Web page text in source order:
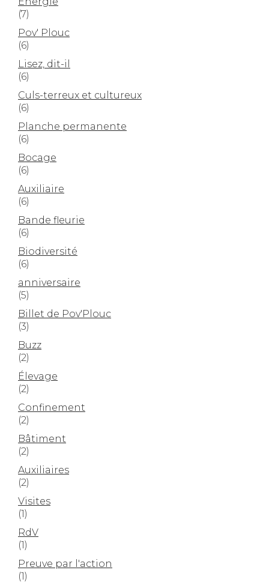
(7)
Pov' Plouc
(6)
Lisez, dit-il
(6)
Culs-terreux et cultureux
(6)
Planche permanente
(6)
Bocage
(6)
Auxiliaire
(6)
Bande fleurie
(6)
Biodiversité
(6)
anniversaire
(5)
Billet de Pov'Plouc
(3)
Buzz
(2)
Élevage
(2)
Confinement
(2)
Bâtiment
(2)
Auxiliaires
(2)
Visites
(1)
RdV
(1)
Preuve par l'action
(1)